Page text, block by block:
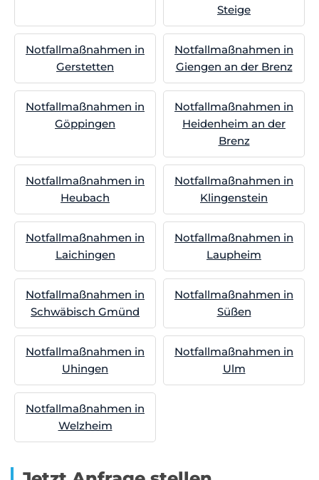
Steige
Notfallmaßnahmen in
Gerstetten
Notfallmaßnahmen in
Giengen an der Brenz
Notfallmaßnahmen in
Göppingen
Notfallmaßnahmen in
Heidenheim an der
Brenz
Notfallmaßnahmen in
Heubach
Notfallmaßnahmen in
Klingenstein
Notfallmaßnahmen in
Laichingen
Notfallmaßnahmen in
Laupheim
Notfallmaßnahmen in
Schwäbisch Gmünd
Notfallmaßnahmen in
Süßen
Notfallmaßnahmen in
Uhingen
Notfallmaßnahmen in
Ulm
Notfallmaßnahmen in
Welzheim